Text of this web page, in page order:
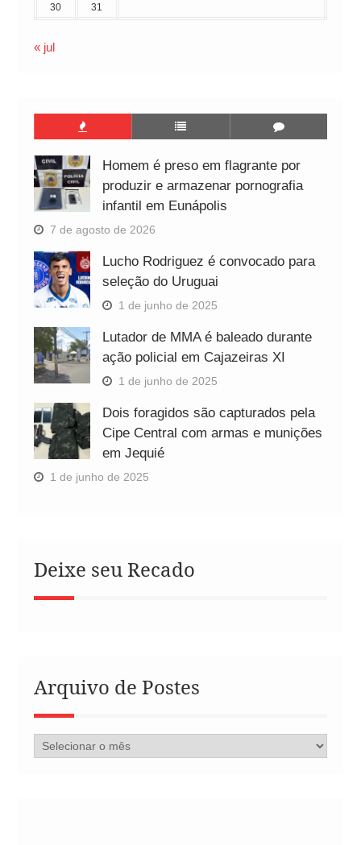
30
31
« jul
Homem é preso em flagrante por
produzir e armazenar pornografia
infantil em Eunápolis
7 de agosto de 2026
Lucho Rodriguez é convocado para
seleção do Uruguai
1 de junho de 2025
Lutador de MMA é baleado durante
ação policial em Cajazeiras XI
1 de junho de 2025
Dois foragidos são capturados pela
Cipe Central com armas e munições
em Jequié
1 de junho de 2025
Deixe seu Recado
Arquivo de Postes
Arquivo
de